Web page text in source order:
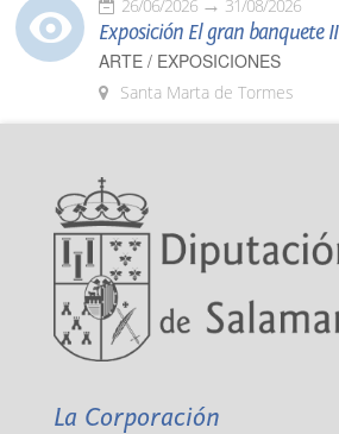
26/06/2026 31/08/2026
Exposición El gran banquete II
ARTE / EXPOSICIONES
Santa Marta de Tormes
La Corporación